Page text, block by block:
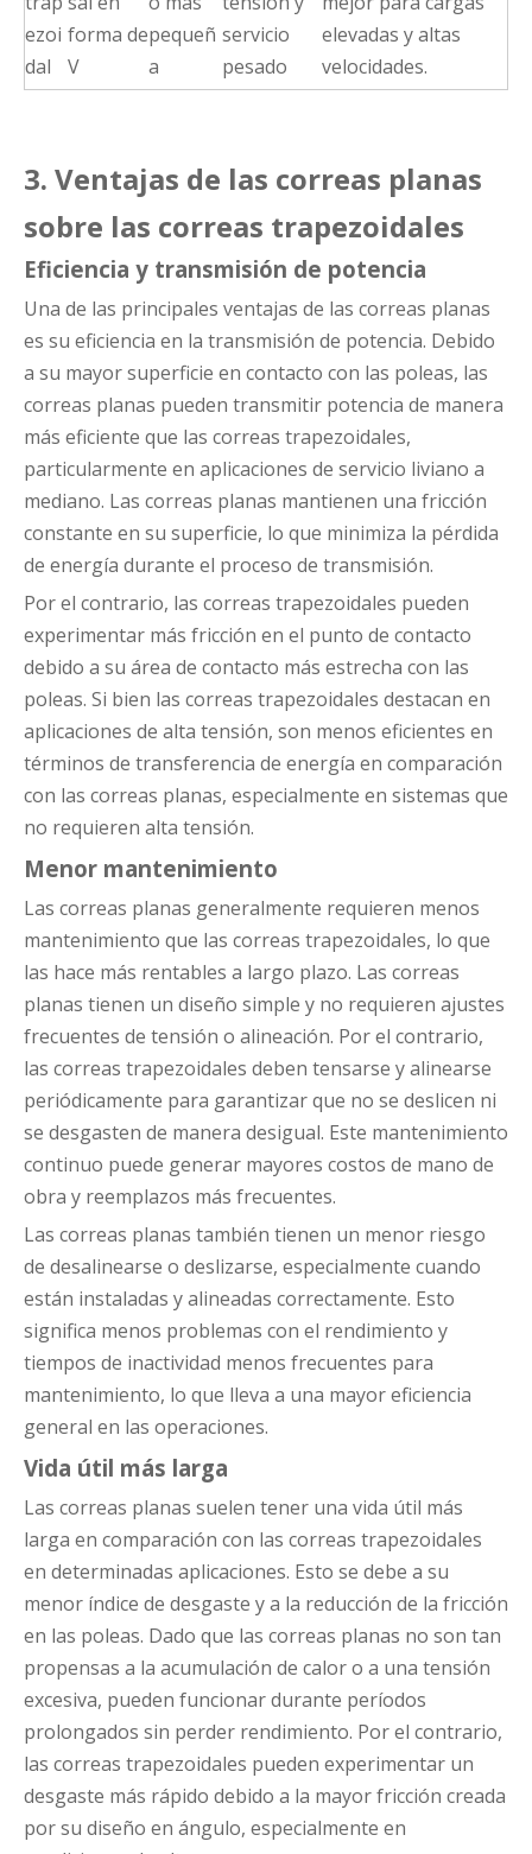
ezoi
dal
forma de
V
pequeñ
a
servicio
pesado
elevadas y altas
velocidades.
3. Ventajas de las correas planas
sobre las correas trapezoidales
Eficiencia y transmisión de potencia
Una de las principales ventajas de las correas planas
es su eficiencia en la transmisión de potencia. Debido
a su mayor superficie en contacto con las poleas, las
correas planas pueden transmitir potencia de manera
más eficiente que las correas trapezoidales,
particularmente en aplicaciones de servicio liviano a
mediano. Las correas planas mantienen una fricción
constante en su superficie, lo que minimiza la pérdida
de energía durante el proceso de transmisión.
Por el contrario, las correas trapezoidales pueden
experimentar más fricción en el punto de contacto
debido a su área de contacto más estrecha con las
poleas. Si bien las correas trapezoidales destacan en
aplicaciones de alta tensión, son menos eficientes en
términos de transferencia de energía en comparación
con las correas planas, especialmente en sistemas que
no requieren alta tensión.
Menor mantenimiento
Las correas planas generalmente requieren menos
mantenimiento que las correas trapezoidales, lo que
las hace más rentables a largo plazo. Las correas
planas tienen un diseño simple y no requieren ajustes
frecuentes de tensión o alineación. Por el contrario,
las correas trapezoidales deben tensarse y alinearse
periódicamente para garantizar que no se deslicen ni
se desgasten de manera desigual. Este mantenimiento
continuo puede generar mayores costos de mano de
obra y reemplazos más frecuentes.
Las correas planas también tienen un menor riesgo
de desalinearse o deslizarse, especialmente cuando
están instaladas y alineadas correctamente. Esto
significa menos problemas con el rendimiento y
tiempos de inactividad menos frecuentes para
mantenimiento, lo que lleva a una mayor eficiencia
general en las operaciones.
Vida útil más larga
Las correas planas suelen tener una vida útil más
larga en comparación con las correas trapezoidales
en determinadas aplicaciones. Esto se debe a su
menor índice de desgaste y a la reducción de la fricción
en las poleas. Dado que las correas planas no son tan
propensas a la acumulación de calor o a una tensión
excesiva, pueden funcionar durante períodos
prolongados sin perder rendimiento. Por el contrario,
las correas trapezoidales pueden experimentar un
desgaste más rápido debido a la mayor fricción creada
por su diseño en ángulo, especialmente en